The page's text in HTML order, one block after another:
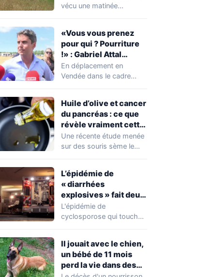
voyage s’installer
heure
vécu une matinée
découverte d'une…
«Vous vous prenez
pour qui ? Pourriture
!» : Gabriel Attal
chahuté sur un
campement illégal
En déplacement en
Vendée dans le cadre
occupations…
Huile d’olive et cancer
du pancréas : ce que
révèle vraiment cette
étude avant de
changer vos
Une récente étude menée
sur des souris sème le
L’épidémie de
« diarrhées
explosives » fait deux
premiers morts
L'épidémie de
cyclosporose qui touche
aggravation. Les autorités
sanitaires…
Il jouait avec le chien,
un bébé de 11 mois
perd la vie dans des